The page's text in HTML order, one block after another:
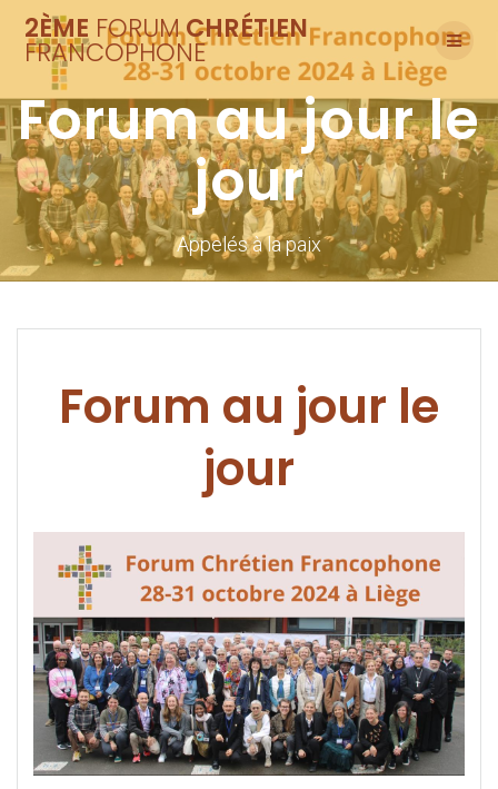
Skip
to
2ÈME FORUMCHRÉTIEN
FRANCOPHONE
Forum au jour le
jour
Appelés à la paix
Forum au jour le
jour